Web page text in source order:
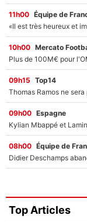
11h00 Équipe de
10h00 Mercato
09h15 Top14
09h00 Espagne
08h00 Équipe de
Top Articles